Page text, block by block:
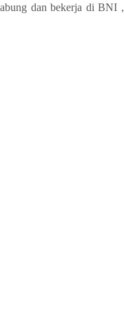
dan bekerja di BNI ,